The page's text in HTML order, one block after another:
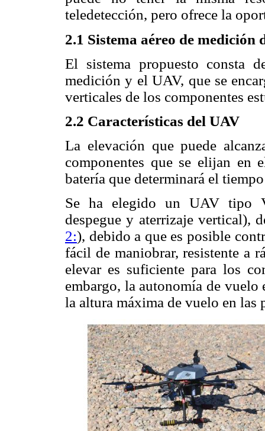
teledetección, pero ofrece la
2.1 Sistema aéreo de medición
El sistema propuesto consta
medición y el UAV, que se
verticales de los componentes
2.2 Características del UAV
La elevación que puede
componentes que se elijan en
batería que determinará el
Se ha elegido un UAV tipo
despegue y aterrizaje vertical),
2:), debido a que es posible
fácil de maniobrar, resistente a
elevar es suficiente para los
embargo, la autonomía de
la altura máxima de vuelo en las